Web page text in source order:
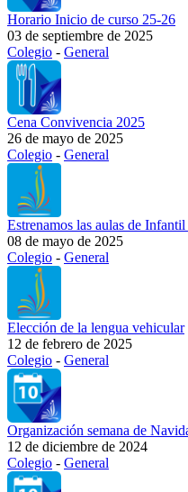
Horario Inicio de curso 25-26
03 de septiembre de 2025
Colegio - General
Cena Convivencia 2025
26 de mayo de 2025
Colegio - General
Estrenamos las aulas de
08 de mayo de 2025
Colegio - General
Elección de la lengua vehicular
12 de febrero de 2025
Colegio - General
Organización semana de
12 de diciembre de 2024
Colegio - General